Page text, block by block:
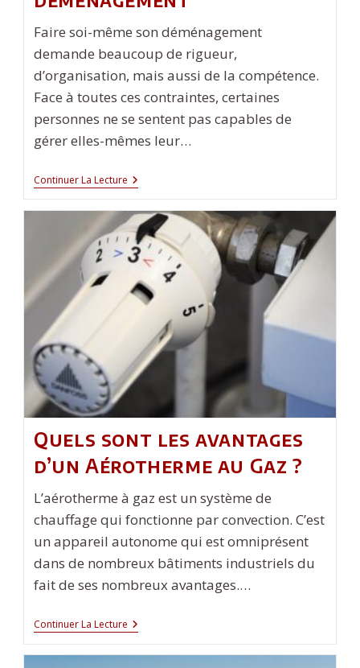
Faire soi-même son déménagement
demande beaucoup de rigueur,
d’organisation, mais aussi de la compétence.
Face à toutes ces contraintes, certaines
personnes ne se sentent pas capables de
gérer elles-mêmes leur…
Continuer La Lecture 5
Raisons
Faire
Appel
À
Une
Entreprise
De
Déménagement
Quels sont les avantages
d’un Aérotherme au Gaz ?
L’aérotherme à gaz est un système de
chauffage qui fonctionne par convection. C’est
un appareil autonome qui est omniprésent
dans de nombreux bâtiments industriels du
fait de ses nombreux avantages.…
Continuer La Lecture Quels
Sont